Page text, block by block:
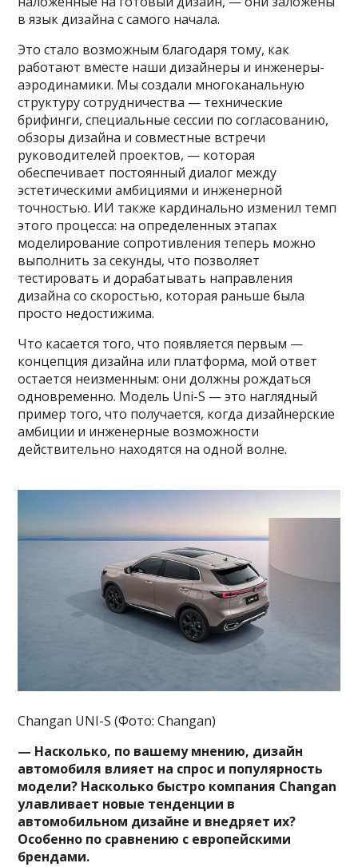
в язык дизайна с самого начала.
Это стало возможным благодаря тому, как
работают вместе наши дизайнеры и инженеры-
аэродинамики. Мы создали многоканальную
структуру сотрудничества — технические
брифинги, специальные сессии по согласованию,
обзоры дизайна и совместные встречи
руководителей проектов, — которая
обеспечивает постоянный диалог между
эстетическими амбициями и инженерной
точностью. ИИ также кардинально изменил темп
этого процесса: на определенных этапах
моделирование сопротивления теперь можно
выполнить за секунды, что позволяет
тестировать и дорабатывать направления
дизайна со скоростью, которая раньше была
просто недостижима.
Что касается того, что появляется первым —
концепция дизайна или платформа, мой ответ
остается неизменным: они должны рождаться
одновременно. Модель Uni-S — это наглядный
пример того, что получается, когда дизайнерские
амбиции и инженерные возможности
действительно находятся на одной волне.
Changan UNI-S (Фото: Changan)
— Насколько, по вашему мнению, дизайн
автомобиля влияет на спрос и популярность
модели? Насколько быстро компания Changan
улавливает новые тенденции в
автомобильном дизайне и внедряет их?
Особенно по сравнению с европейскими
брендами.